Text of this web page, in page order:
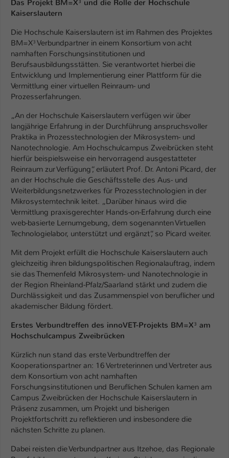
Das Projekt BM=X³ und die Rolle der Hochschule
Kaiserslautern
Die Hochschule Kaiserslautern ist im Rahmen des Projektes
BM=X³ Verbundpartner in einem Konsortium von acht
namhaften Forschungsinstitutionen und
Berufsausbildungsstätten. Sie verantwortet hierbei die
Entwicklung und Implementierung einer Plattform für die
Vermittlung einer virtuellen Reinraum- und
Prozesserfahrungen.
„An der Hochschule Kaiserslautern verfügen wir über
langjährige Erfahrung in der Durchführung anspruchsvoller
Praktika in Prozesstechnologien der Mikrosystem- und
Nanotechnologie. Am Hochschulcampus Zweibrücken steht
hierfür beispielsweise ein hervorragend ausgestatteter
Reinraum zur Verfügung“, erläutert Prof. Dr. Antoni Picard, der
an der Hochschule die Geschäftsstelle des Aus- und
Weiterbildungsnetzwerkes für Prozesstechnologien in der
Mikrosystemtechnik leitet. „Darüber hinaus wird die
Vermittlung praxisgerechter Hands-on-Erfahrung durch eine
web-basierte Lernumgebung, dem sogenannten Virtuellen
Technologielabor, unterstützt und ergänzt“, so Picard weiter.
Mit dem Projekt erfüllt die Hochschule Kaiserslautern auch
gleichzeitig ihren bildungspolitischen Regionalauftrag, indem
sie das Themenfeld Mikrosystem- und Nanotechnologie in
der Region Rheinland-Pfalz/Saarland stärkt und zudem die
Durchlässigkeit und das Zusammenspiel von beruflicher und
akademischer Bildung fördert.
Erstes Verbundtreffen des innoVET-Projekts BM=X³ am
Hochschulcampus Zweibrücken
Kürzlich nun stand das erste Verbundtreffen der
Kooperationspartner an: 16 Vertreterinnen und Vertreter aus
dem Konsortium von acht namhaften
Forschungsinstitutionen und Beruflichen Schulen kamen am
Campus Zweibrücken der Hochschule Kaiserslautern in
Präsenz zusammen, um Projekt und bisherigen
Projektfortschritt zu reflektieren und insbesondere die
nächsten Schritte zu planen.
Dabei reisten die Verbundpartner aus Itzehoe, das Regionale
Einstellungen. Unter anderem eine zufällig
Einstellungen, falls der Webseiten-
Betreiber dies eingestellt hat.
Name fe_typo_user / PHPSESSID
Anbieter
Laufzeit 1 Woche
Zweck
Dieses Cookie ist ein Standard-Session-
Cookie von TYPO3. Es speichert im Fall
eines Intranet-Logins die Session-ID. So
kann der eingeloggte Benutzer
wiedererkannt werden und es wird ihm
Zugang zu geschützten Bereichen
gewährt.
Anbieter TYPO3
Laufzeit
Zweck
Dieser Cookie teilt der Webseite mit, ob
ein Besucher im Typo3-Backend
angemeldet ist und Rechte besitzt diese